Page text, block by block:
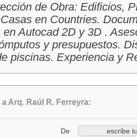
de Obra: Edificios,
en Countries.
en Autocad 2D y 3D .
y presupuestos.
piscinas. Experiencia y
Arq. Raúl R. Ferreyra:
De